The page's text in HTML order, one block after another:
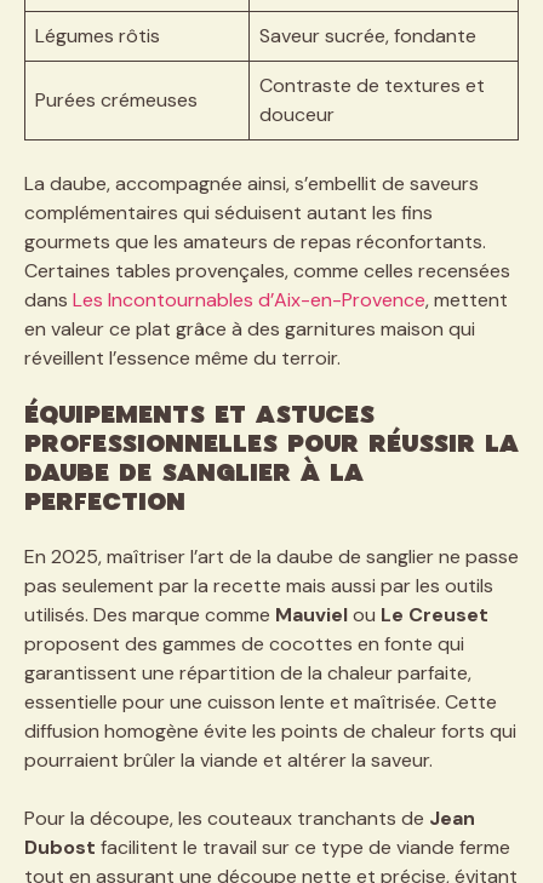
Légumes rôtis Saveur sucrée, fondante
Purées crémeuses
Contraste de textures et
douceur
La daube, accompagnée ainsi, s’embellit de saveurs
complémentaires qui séduisent autant les fins
gourmets que les amateurs de repas réconfortants.
Certaines tables provençales, comme celles recensées
dans Les Incontournables d’Aix-en-Provence, mettent
en valeur ce plat grâce à des garnitures maison qui
réveillent l’essence même du terroir.
Équipements et astuces
professionnelles pour réussir la
daube de sanglier à la
perfection
En 2025, maîtriser l’art de la daube de sanglier ne passe
pas seulement par la recette mais aussi par les outils
utilisés. Des marque comme Mauvielou Le Creuset
proposent des gammes de cocottes en fonte qui
garantissent une répartition de la chaleur parfaite,
essentielle pour une cuisson lente et maîtrisée. Cette
diffusion homogène évite les points de chaleur forts qui
pourraient brûler la viande et altérer la saveur.
Pour la découpe, les couteaux tranchants de Jean
Dubost facilitent le travail sur ce type de viande ferme
tout en assurant une découpe nette et précise, évitant